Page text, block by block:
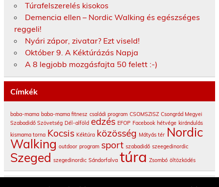
Túrafelszerelés kisokos
Demencia ellen – Nordic Walking és egészséges
reggeli!
Nyári zápor, zivatar? Ezt viseld!
Október 9. A Kéktúrázás Napja
A 8 legjobb mozgásfajta 50 felett :-)
Címkék
baba-mama baba-mama fitnesz családi program CSOMSZISZ Csongrád Megyei
Szabadidő Szövetség Dél-alföld edzés EFOP Facebook hétvége kirándulás
kismama torna Kocsis Kéktúra közösség Mátyás tér Nordic
Walking outdoor program sport szabadidő szeegedinordic
Szeged szegedinordic Sándorfalva túra Zsombó öltözködés